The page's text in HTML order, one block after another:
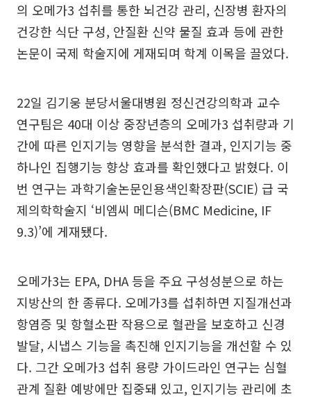
의 오메가3 섭취를 통한 뇌건강 관리, 신장병 환자의
건강한 식단 구성, 안질환 신약 물질 효과 등에 관한
논문이 국제 학술지에 게재되며 학계 이목을 끌었다.
22일 김기웅 분당서울대병원 정신건강의학과 교수
연구팀은 40대 이상 중장년층의 오메가3 섭취량과 기
간에 따른 인지기능 영향을 분석한 결과, 인지기능 중
하나인 집행기능 향상 효과를 확인했다고 밝혔다. 이
번 연구는 과학기술논문인용색인확장판(SCIE) 급 국
제의학학술지 ‘비엠씨 메디슨(BMC Medicine, IF
9.3)’에 게재됐다.
오메가3는 EPA, DHA 등을 주요 구성성분으로 하는
지방산의 한 종류다. 오메가3를 섭취하면 지질개선과
항염증 및 항혈소판 작용으로 혈관을 보호하고 신경
발달, 시냅스 기능을 촉진해 인지기능을 개선할 수 있
다. 그간 오메가3 섭취 용량 가이드라인 연구는 심혈
관계 질환 예방에만 집중돼 있고, 인지기능 관리에 초